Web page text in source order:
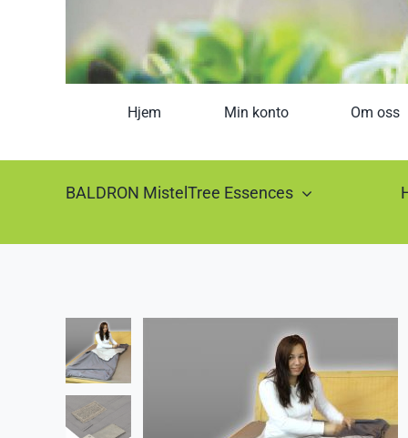
Hjem Min konto Om oss
BALDRON MistelTree Essences